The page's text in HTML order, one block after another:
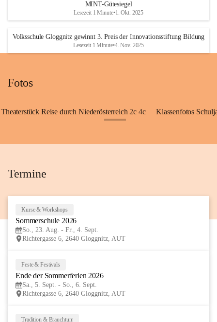
MINT-Gütesiegel
Lesezeit 1 Minute•1. Okt. 2025
Volksschule Gloggnitz gewinnt 3. Preis der Innovationsstiftung Bildung
Lesezeit 1 Minute•4. Nov. 2025
Fotos
Theaterstück Reise durch Niederösterreich 2c 4c Klassenfotos
Termine
Kurse & Workshops
Sommerschule 2026
So., 23. Aug. - Fr., 4. Sept.
Richtergasse 6, 2640 Gloggnitz, AUT
Feste & Festivals
Ende der Sommerferien 2026
Sa., 5. Sept. - So., 6. Sept.
Richtergasse 6, 2640 Gloggnitz, AUT
Tradition & Brauchtum